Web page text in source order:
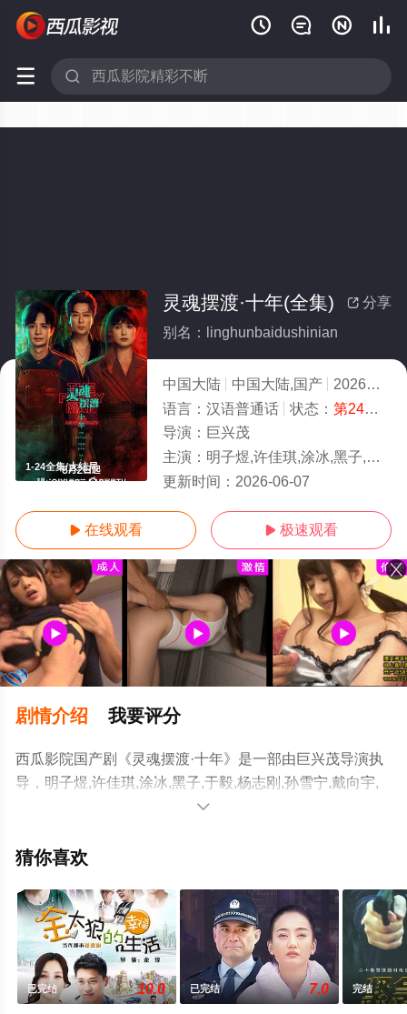
   
 
1-24全集/大结局
 分享
灵魂摆渡·十年(全集)
别名：linghunbaidushinian
中国大陆 中国大陆,国产 2026
10.0
语言： 汉语普通话 状态： 第24集已完结
导演： 巨兴茂
主演： 明子煜,许佳琪,涂冰,黑子,于毅,杨志刚,孙雪宁,戴向宇,陈冠英,边程,刘智扬,肖茵,王艺禅,李洛伊,韩潇珧,简宇熙,邹敦明,
更新时间： 2026-06-07
 在线观看  极速观看
剧情介绍 我要评分
西瓜影院国产剧《灵魂摆渡·十年》是一部由巨兴茂导演执
导，明子煜,许佳琪,涂冰,黑子,于毅,杨志刚,孙雪宁,戴向宇,
陈冠英,边程,刘智扬,肖茵,王艺禅,李洛伊,韩潇珧,简宇熙,邹
剧，大结局剧情已揭晓（1-24全集），手机免费观看高清
免费观看，更多剧情信息可移步至豆瓣电视剧、电视猫或
剧情网等平台了解。

猜你喜欢
已完结 10.0 已完结 7.0 完结